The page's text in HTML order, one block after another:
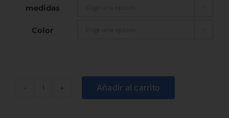
medidas
Color
Añadir al carrito